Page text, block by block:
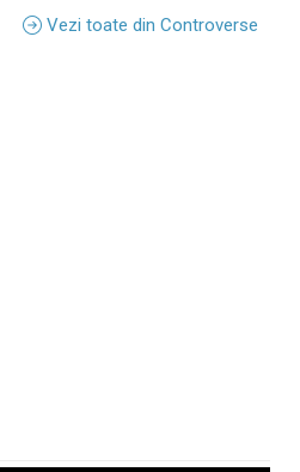
Vezi toate din Controverse